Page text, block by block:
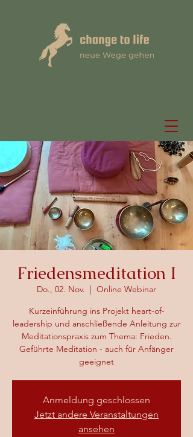
Friedensmeditation I
Do., 02. Nov.
  |
Online Webinar
Kurzeinführung ins Projekt heart-of-
leadership und anschließende Anleitung zur
Meditationspraxis zum Thema: Frieden.
Geführte Meditation - auch für Anfänger
geeignet
Anmeldung geschlossen
Jetzt andere Veranstaltungen
ansehen